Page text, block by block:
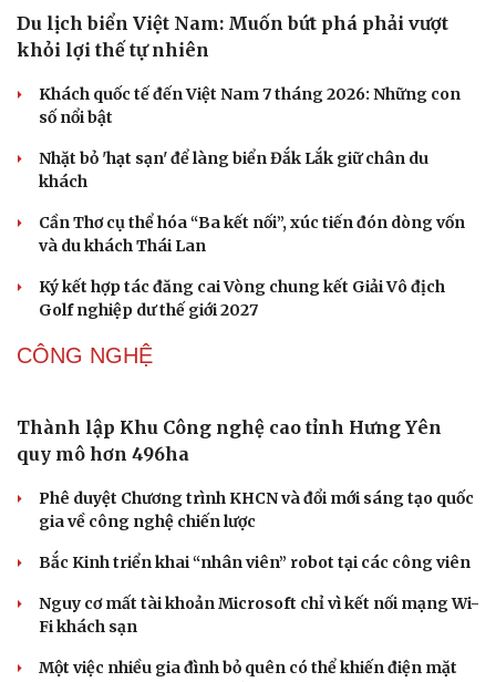
Văn hóa
Văn học
Du lịch biển Việt Nam: Muốn bứt phá phải vượt
khỏi lợi thế tự nhiên
Khách quốc tế đến Việt Nam 7 tháng 2026: Những con
số nổi bật
Nhặt bỏ 'hạt sạn' để làng biển Đắk Lắk giữ chân du
khách
Cần Thơ cụ thể hóa “Ba kết nối”, xúc tiến đón dòng vốn
và du khách Thái Lan
Ký kết hợp tác đăng cai Vòng chung kết Giải Vô địch
Golf nghiệp dư thế giới 2027
CÔNG NGHỆ
Thành lập Khu Công nghệ cao tỉnh Hưng Yên
quy mô hơn 496ha
Phê duyệt Chương trình KHCN và đổi mới sáng tạo quốc
gia về công nghệ chiến lược
Bắc Kinh triển khai “nhân viên” robot tại các công viên
Nguy cơ mất tài khoản Microsoft chỉ vì kết nối mạng Wi-
Fi khách sạn
Một việc nhiều gia đình bỏ quên có thể khiến điện mặt